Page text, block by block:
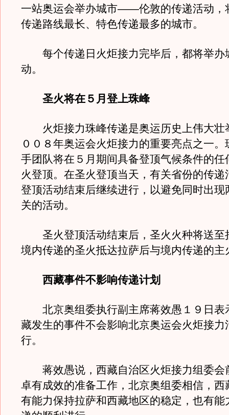
一站奥运会举办城市——伦敦的传递活动，
传递路线最长、特色传递最多的城市。
每个传递日火炬接力完毕后，都将举办
动。
圣火将在５月登上珠峰
火炬接力珠峰传递是奥运历史上伟大壮
００８年奥运会火炬接力的重要亮点之一
手团队将在５月期间具备登顶气候条件的任
火登顶。在圣火登顶当天，有关省份的传递
登顶活动结束后继续进行，以避免同时出现
关的活动。
圣火登顶活动结束后，圣火火种将送至
境内传递的圣火抵达拉萨后与境内传递的主
西藏事件不影响传递计划
北京奥组委执行副主席蒋效愚１９日表
藏发生的事件不会影响北京奥运会火炬接力
行。
蒋效愚说，西藏自治区火炬接力组委会
卓有成效的准备工作，北京奥组委相信，西
有能力保持拉萨和西藏地区的稳定，也有能